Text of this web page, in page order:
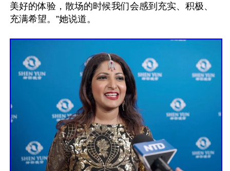
美好的体验，散场的时候我们会感到充实、积极、
充满希望。”她说道。